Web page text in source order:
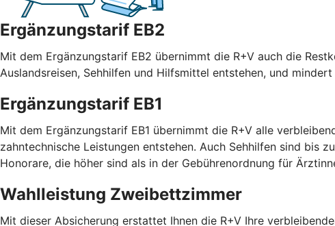
Ergänzungstarif EB2
Mit dem Ergänzungstarif EB2 übernimmt die R+V auch die
Auslandsreisen, Sehhilfen und Hilfsmittel entstehen, und
Ergänzungstarif EB1
Mit dem Ergänzungstarif EB1 übernimmt die R+V alle
zahntechnische Leistungen entstehen. Auch Sehhilfen sind bis
Honorare, die höher sind als in der Gebührenordnung für
Wahlleistung Zweibettzimmer
Mit dieser Absicherung erstattet Ihnen die R+V Ihre